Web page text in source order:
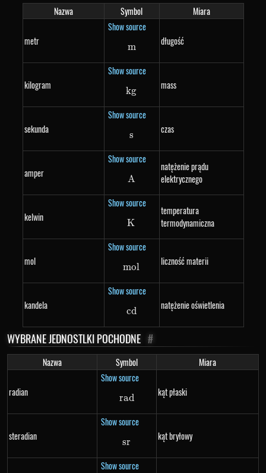
Nazwa Symbol Miara
metr
Show source
m
m długość
kilogram
Show source
kg
kg mass
sekunda
Show source
s
s czas
amper
Show source
A
A
natężenie prądu
elektrycznego
kelwin
Show source
K
K
temperatura
termodynamiczna
mol
Show source
mol
mol liczność materii
kandela
Show source
cd
cd natężenie oświetlenia
WYBRANE JEDNOSTLKI POCHODNE #
Nazwa Symbol Miara
radian
Show source
rad
rad kąt płaski
steradian
Show source
sr
sr kąt bryłowy
Show source